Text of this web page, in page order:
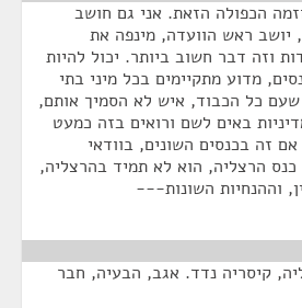
הכפולה הזאת. אני גם חושב
ראש הוועדה, מינפה את
וזה דבר חשוב ביותר. יכול להיות
מדוע מתקיימים בכל מיני בתי
שעם כל הכבוד, איש לא הסמיך אותם,
באים לשם ורואים בזה כמעט
זה בכנסים השונים, בוודאי
הרצליה, הוא לא תמיד בהרצליה,
וההנחיות השונות---
קיסריה נדד. אגב, הבעיה, חבר